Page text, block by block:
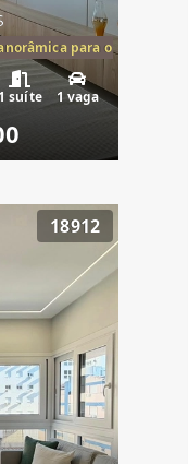
para o Mar, 2
1 suíte 1 vaga
18912